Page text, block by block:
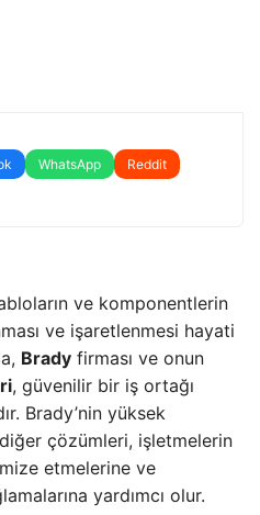
WhatsApp
Reddit
ve komponentlerin
ve işaretlenmesi hayati
Brady firması ve onun
, güvenilir bir iş ortağı
Brady’nin yüksek
çözümleri, işletmelerin
etmelerine ve
yardımcı olur.